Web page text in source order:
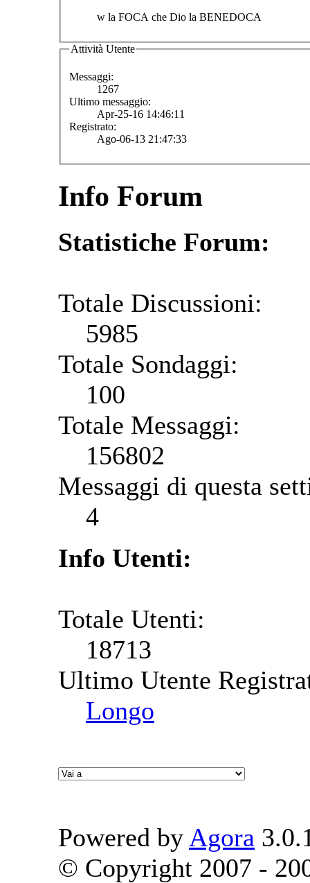
w la FOCA che Dio la BENEDOCA
Attività Utente
Messaggi:
1267
Ultimo messaggio:
Apr-25-16 14:46:11
Registrato:
Ago-06-13 21:47:33
Info Forum
Statistiche Forum:
Totale Discussioni:
5985
Totale Sondaggi:
100
Totale Messaggi:
156802
Messaggi di questa
4
Info Utenti:
Totale Utenti:
18713
Ultimo Utente
Longo
Powered by Agora
© Copyright 2007 -